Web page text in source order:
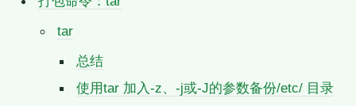
tar
总结
使用tar 加入-z、-j或-J的参数备份/etc/ 目录